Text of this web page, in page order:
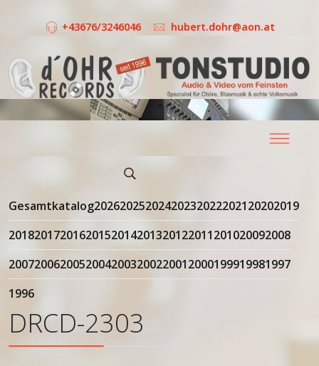
+43676/3246046 hubert.dohr@aon.at
Gesamtkatalog20262025202420232022202120202019
20182017201620152014201320122011201020092008
20072006200520042003200220012000199919981997
1996
DRCD-2303